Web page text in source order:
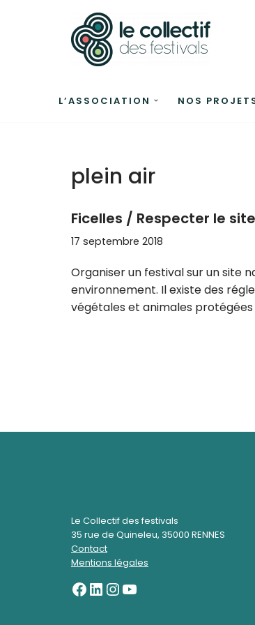
L’ASSOCIATION NOS
plein air
Ficelles / Respecter le
17 septembre 2018
Organiser un festival sur un site
environnement. Il existe des
végétales et animales
Le Collectif des festivals
35 rue de Quineleu, 35000 RENNES
Contact
Mentions légales